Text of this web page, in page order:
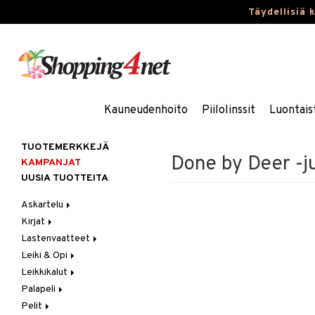
Täydellisiä
Kauneudenhoito Piilolinssit
Done by Deer -
TUOTEMERKKEJÄ
KAMPANJAT
UUSIA TUOTTEITA
Askartelu
Askartelumateriaalit
Askartelusetti
Helmet
Koulutarvikkeet
Muovailuvaha
Piirrä ja maalaa
Kirjat
Askartelukirjat
Maalauskirjat
Päiväkirjat
Lastenvaatteet
Alaosat
Leggingsit
Alusvaatteet & Sukat
Kengät
Mekot
Leiki & Opi
Opetuslelut
Oppimispelit
Soittimet
Leikkikalut
Ajoneuvot
Autoradat
Eläimet
Palapeli
1000 palaa
Pelit